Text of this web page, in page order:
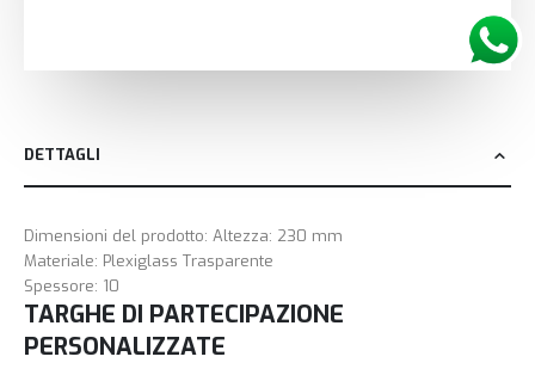
DETTAGLI
Dimensioni del prodotto: Altezza: 230 mm
Materiale: Plexiglass Trasparente
Spessore: 10
TARGHE DI PARTECIPAZIONE
PERSONALIZZATE